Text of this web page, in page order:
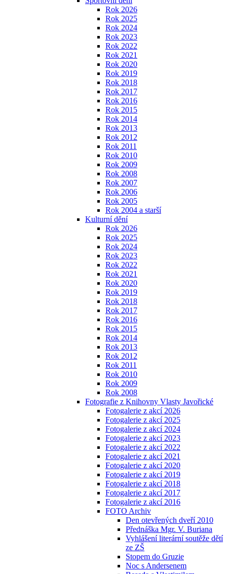
Rok 2026
Rok 2025
Rok 2024
Rok 2023
Rok 2022
Rok 2021
Rok 2020
Rok 2019
Rok 2018
Rok 2017
Rok 2016
Rok 2015
Rok 2014
Rok 2013
Rok 2012
Rok 2011
Rok 2010
Rok 2009
Rok 2008
Rok 2007
Rok 2006
Rok 2005
Rok 2004 a starší
Kulturní dění
Rok 2026
Rok 2025
Rok 2024
Rok 2023
Rok 2022
Rok 2021
Rok 2020
Rok 2019
Rok 2018
Rok 2017
Rok 2016
Rok 2015
Rok 2014
Rok 2013
Rok 2012
Rok 2011
Rok 2010
Rok 2009
Rok 2008
Fotografie z Knihovny Vlasty Javořické
Fotogalerie z akcí 2026
Fotogalerie z akcí 2025
Fotogalerie z akcí 2024
Fotogalerie z akcí 2023
Fotogalerie z akcí 2022
Fotogalerie z akcí 2021
Fotogalerie z akcí 2020
Fotogalerie z akcí 2019
Fotogalerie z akcí 2018
Fotogalerie z akcí 2017
Fotogalerie z akcí 2016
FOTO Archiv
Den otevřených dveří 2010
Přednáška Mgr. V. Buriana
Vyhlášení literární soutěže dětí
ze ZŠ
Stopem do Gruzie
Noc s Andersenem